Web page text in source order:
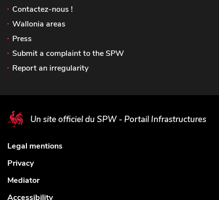
Contactez-nous !
Wallonia areas
Press
Submit a complaint to the SPW
Report an irregularity
Un site officiel du SPW - Portail Infrastructures
Legal mentions
Privacy
Mediator
Accessibility